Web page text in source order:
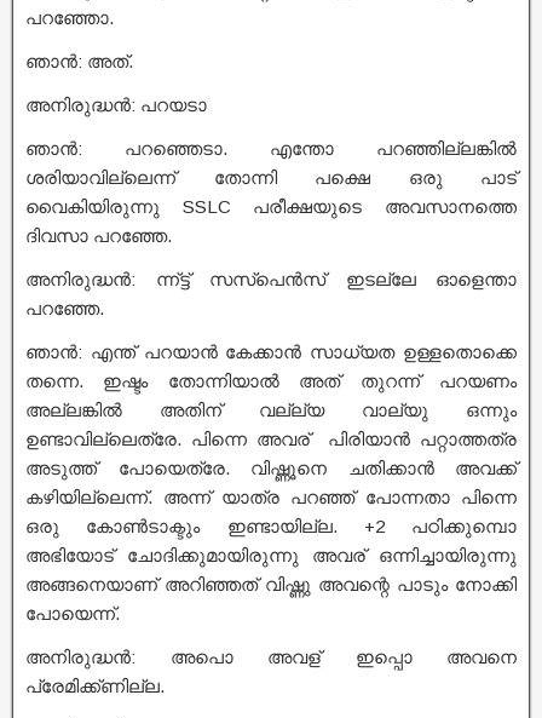
പറഞ്ഞോ.
ഞാൻ: അത്.
അനിരുദ്ധൻ: പറയടാ
ഞാൻ: പറഞ്ഞെടാ. എന്തോ പറഞ്ഞില്ലങ്കിൽ
ശരിയാവില്ലെന്ന് തോന്നി പക്ഷെ ഒരു പാട്
വൈകിയിരുന്നു SSLC പരീക്ഷയുടെ അവസാനത്തെ
ദിവസാ പറഞ്ഞേ.
അനിരുദ്ധൻ: ന്ന്ട്ട് സസ്പെൻസ് ഇടല്ലേ ഓളെന്താ
പറഞ്ഞേ.
ഞാൻ: എന്ത് പറയാൻ കേക്കാൻ സാധ്യത ഉള്ളതൊക്കെ
തന്നെ. ഇഷ്ടം തോന്നിയാൽ അത് തുറന്ന് പറയണം
അല്ലങ്കിൽ അതിന് വല്ല്യ വാല്യു ഒന്നും
ഉണ്ടാവില്ലെത്രേ. പിന്നെ അവര് പിരിയാൻ പറ്റാത്തത്ര
അടുത്ത് പോയെത്രേ. വിഷ്ണൂനെ ചതിക്കാൻ അവക്ക്
കഴിയില്ലെന്ന്. അന്ന് യാത്ര പറഞ്ഞ് പോന്നതാ പിന്നെ
ഒരു കോൺടാക്ടും ഇണ്ടായില്ല. +2 പഠിക്കുമ്പൊ
അഭിയോട് ചോദിക്കുമായിരുന്നു അവര് ഒന്നിച്ചായിരുന്നു
അങ്ങനെയാണ് അറിഞ്ഞത് വിഷ്ണു അവന്റെ പാടും നോക്കി
പോയെന്ന്.
അനിരുദ്ധൻ: അപൊ അവള് ഇപ്പൊ അവനെ
പ്രേമിക്ക്ണില്ല.